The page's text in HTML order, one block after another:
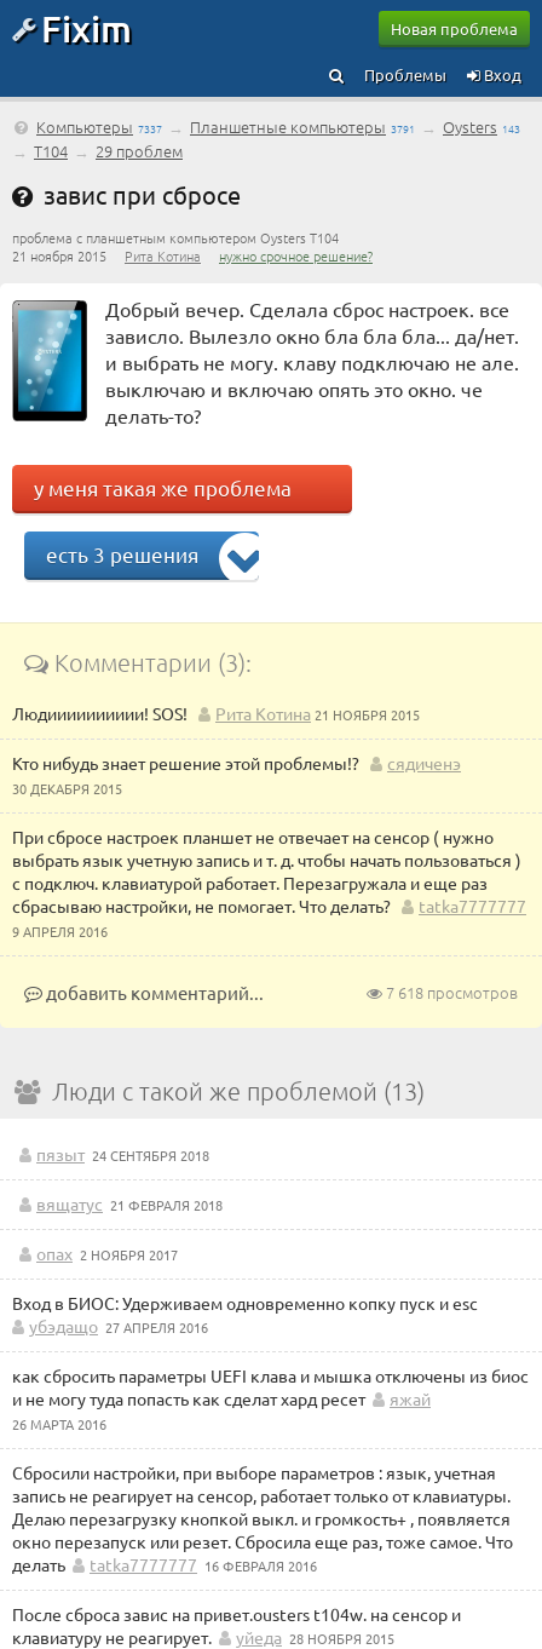
Fixim Новая проблема
Вход
Проблемы
Компьютеры 7337 → Планшетные компьютеры 3791 → Oysters 143
→ T104 → 29 проблем
завис при сбросе
проблема с планшетным компьютером Oysters T104
21 ноября 2015 Рита Котина нужно срочное решение?
Добрый вечер. Сделала сброс настроек. все
зависло. Вылезло окно бла бла бла... да/нет.
и выбрать не могу. клаву подключаю не але.
выключаю и включаю опять это окно. че
делать-то?
у меня такая же проблема
есть 3 решения
Комментарии (3):
Людииииииииии! SOS! Рита Котина 21 НОЯБРЯ 2015
Кто нибудь знает решение этой проблемы!? сядиченэ
30 ДЕКАБРЯ 2015
При сбросе настроек планшет не отвечает на сенсор ( нужно
выбрать язык учетную запись и т. д. чтобы начать пользоваться )
с подключ. клавиатурой работает. Перезагружала и еще раз
сбрасываю настройки, не помогает. Что делать?
tatka7777777
9 АПРЕЛЯ 2016
7 618 просмотров
добавить комментарий...
Люди с такой же проблемой (13)
пязыт 24 СЕНТЯБРЯ 2018
вящатус 21 ФЕВРАЛЯ 2018
опах 2 НОЯБРЯ 2017
Вход в БИОС: Удерживаем одновременно копку пуск и esc
убэдащо 27 АПРЕЛЯ 2016
как сбросить параметры UEFI клава и мышка отключены из биос
и не могу туда попасть как сделат хард ресет
яжай
26 МАРТА 2016
Сбросили настройки, при выборе параметров : язык, учетная
запись не реагирует на сенсор, работает только от клавиатуры.
Делаю перезагрузку кнопкой выкл. и громкость+ , появляется
окно перезапуск или резет. Сбросила еще раз, тоже самое. Что
делать
tatka7777777 16 ФЕВРАЛЯ 2016
После сброса завис на привет.ousters t104w. на сенсор и
клавиатуру не реагирует.
уйеда 28 НОЯБРЯ 2015